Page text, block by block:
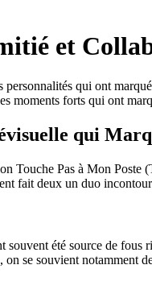
et
qui ont
moments forts qui ont
qui
Touche Pas à Mon
fait deux un duo
été source de
se souvient